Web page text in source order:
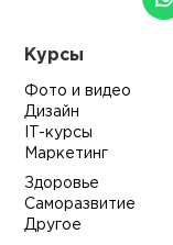
Курсы
Фото и видео
Дизайн
IT-курсы
Маркетинг
Здоровье
Саморазвитие
Другое